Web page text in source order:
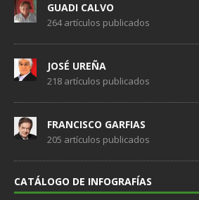
GUADI CALVO
264 artículos publicados
JOSÉ UREÑA
218 artículos publicados
FRANCISCO GARFIAS
205 artículos publicados
CATÁLOGO DE INFOGRAFÍAS